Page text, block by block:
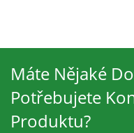
Máte Nějaké
Potřebujete
Produktu?